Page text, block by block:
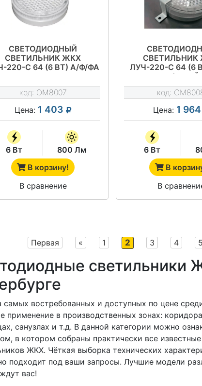
СВЕТОДИОДНЫЙ
СВЕТИЛЬНИК ЖКХ
220-С 64 (6 ВТ) А/Ф/ФА
РЕЖИМА (Д) ДРАЙВ
код: OM8007
Цена: 1 403
6 Вт
800 Лм
В корзину!
В сравнение
СВЕТИЛЬНИК
ЛУЧ-220-С 64 (6
(МВ) ДРАЙВ
код:
Цена: 1 964
6 Вт
В
В
Первая « 1 2 3 4 5
светильники
самых востребованных и доступных по цене
применение в производственных зонах:
санузлах и т.д. В данной категории можно
в котором собраны практически все
ЖКХ. Чёткая выборка технических
подходит под ваши запросы. Лучшие модели
вас!